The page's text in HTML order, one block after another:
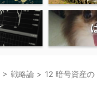
> 戦略論 > 12 暗号資産の